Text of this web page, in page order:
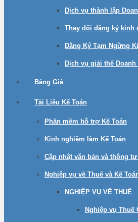
Dịch vụ thành lập
Thay đổi đăng ký kinh
Đăng Ký Tạm Ngừng
Dịch vụ giải thế Doanh
Bảng Giá
Tài Liệu Kế Toán
Phần mềm hỗ trợ Kế Toán
Kinh nghiệm làm Kế Toán
Cập nhật văn bản và thông
Nghiệp vụ về Thuế và Kế
NGHIỆP VỤ VỀ THUẾ
Nghiệp vụ Thuế